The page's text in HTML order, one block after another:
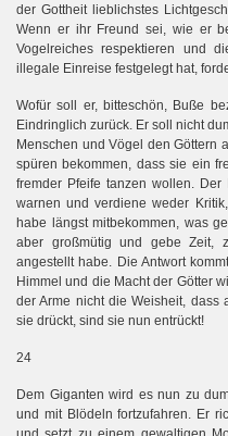
der Gottheit lieblichstes
Wenn er ihr Freund sei, wie er
Vogelreiches respektieren und
illegale Einreise festgelegt hat,
Wofür soll er, bitteschön, Buße
Eindringlich zurück. Er soll nicht
Menschen und Vögel den Göttern
spüren bekommen, dass sie ein
fremder Pfeife tanzen wollen.
warnen und verdiene weder
habe längst mitbekommen, was
aber großmütig und gebe Zeit,
angestellt habe. Die Antwort
Himmel und die Macht der Götter
der Arme nicht die Weisheit, dass
sie drückt, sind sie nun entrückt!
24
Dem Giganten wird es nun zu
und mit Blödeln fortzufahren. Er